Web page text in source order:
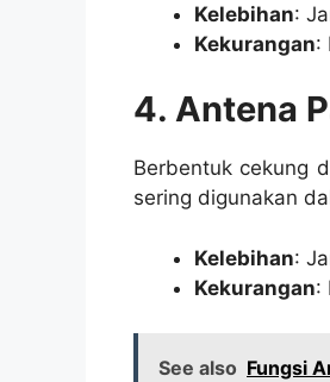
Kelebihan:
Kekurangan:
4. Antena
Berbentuk cekung
sering digunakan
Kelebihan:
Kekurangan:
See also Fungsi